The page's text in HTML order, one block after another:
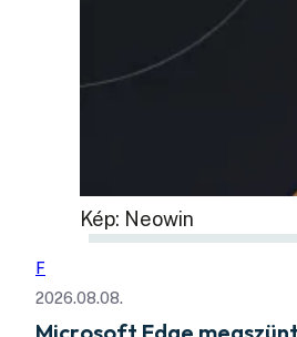
Kép: Neowin
F
2026.08.08.